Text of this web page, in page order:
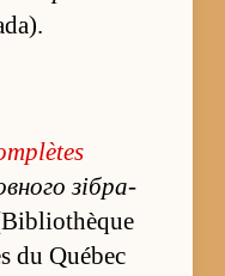
зі­бра­
du Québec